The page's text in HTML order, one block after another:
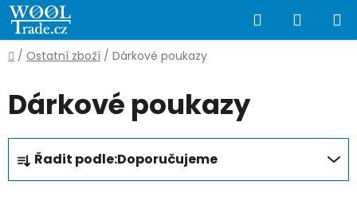
Přejít
na
obsah
Hledat
KOŠÍK
Domů
/ Ostatní zboží / Dárkové poukazy
Dárkové poukazy
Ř
a
z
Řadit podle:Doporučujeme